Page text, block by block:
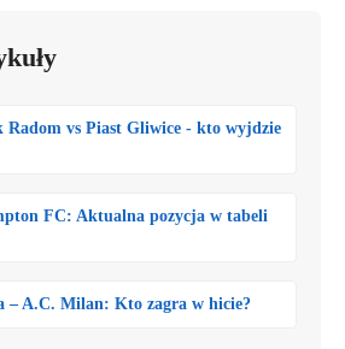
Radom vs Piast Gliwice - kto wyjdzie
FC: Aktualna pozycja w tabeli
– A.C. Milan: Kto zagra w hicie?